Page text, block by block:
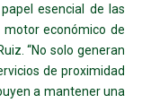
esencial de las
económico de
“No solo generan
de proximidad
a mantener una